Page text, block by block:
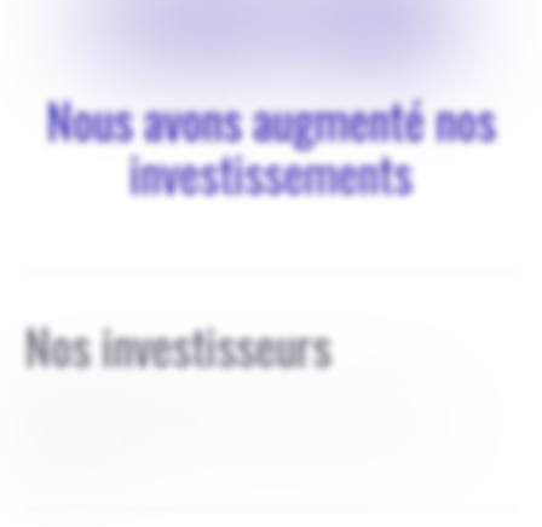
Nous avons augmenté nos
investissements
Nos investisseurs